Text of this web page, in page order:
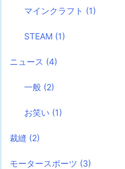
マインクラフト (1)
STEAM (1)
ニュース (4)
一般 (2)
お笑い (1)
裁縫 (2)
モータースポーツ (3)